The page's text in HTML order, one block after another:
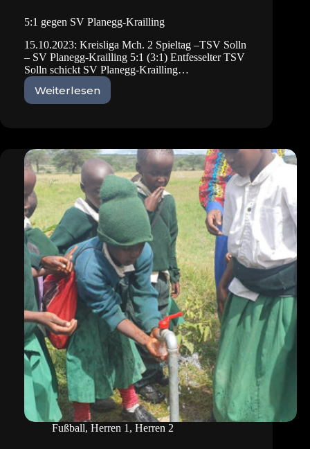
5:1 gegen SV Planegg-Krailling
15.10.2023: Kreisliga Mch. 2 Spieltag –TSV Solln
– SV Planegg-Krailling 5:1 (3:1) Entfesselter TSV
Solln schickt SV Planegg-Krailling…
Weiterlesen
5:1
Krailling
Fußball, Herren 1 , Herren 2